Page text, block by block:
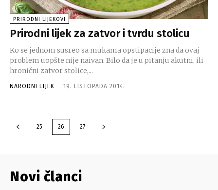
PRIRODNI LIJEKOVI
Prirodni lijek za zatvor i tvrdu stolicu
Ko se jednom susreo sa mukama opstipacije zna da ovaj
problem uopšte nije naivan. Bilo da je u pitanju akutni, ili
hronični zatvor stolice,...
NARODNI LIJEK - 19. LISTOPADA 2014.
25 26 27
Novi članci